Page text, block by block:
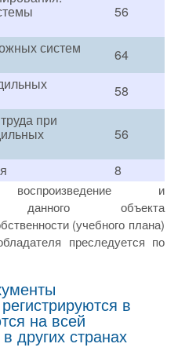
56
систем
64
58
при
56
8
воспроизведение и
данного объекта
(учебного плана)
преследуется по
в
на всей
других странах